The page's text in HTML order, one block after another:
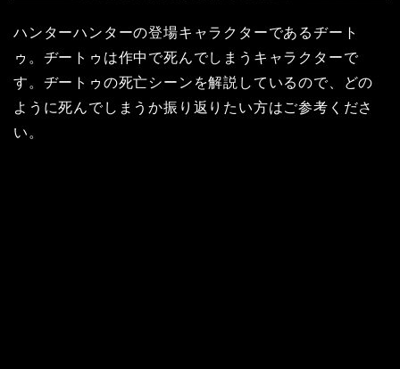
ハンターハンターの登場キャラクターであるヂート
ゥ。ヂートゥは作中で死んでしまうキャラクターで
す。ヂートゥの死亡シーンを解説しているので、どの
ように死んでしまうか振り返りたい方はご参考くださ
い。